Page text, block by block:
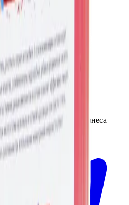
ул., 153.
— 19:00
для автобизнеса